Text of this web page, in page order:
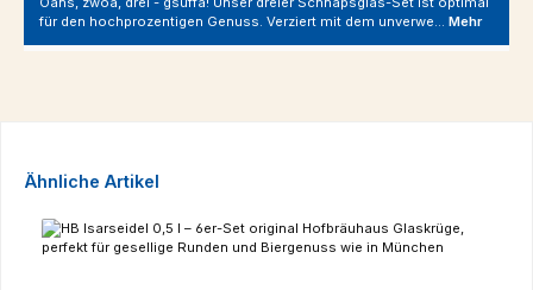
für den hochprozentigen Genuss. Verziert mit dem unverwe… Mehr
Produktgalerie überspringen
Ähnliche Artikel